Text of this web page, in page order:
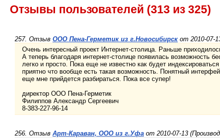
Отзывы пользователей (313 из 325)
257. Отзыв ООО Пена-Герметик из г.Новосибирск от 2010-07-
Очень интересный проект Интернет-столица. Раньше
А теперь благодаря интернет-столице появилась возможность
легко и просто. Пока еще не известно как будет
приятно что вообще есть такая возможность. Понятный
еще мне прийдется разбираться. Пока все супер!
директор ООО Пена-Герметик
Филиппов Александр Сергеевич
8-383-227-96-14
256. Отзыв Арт-Караван, ООО из г.Уфа от 2010-07-13